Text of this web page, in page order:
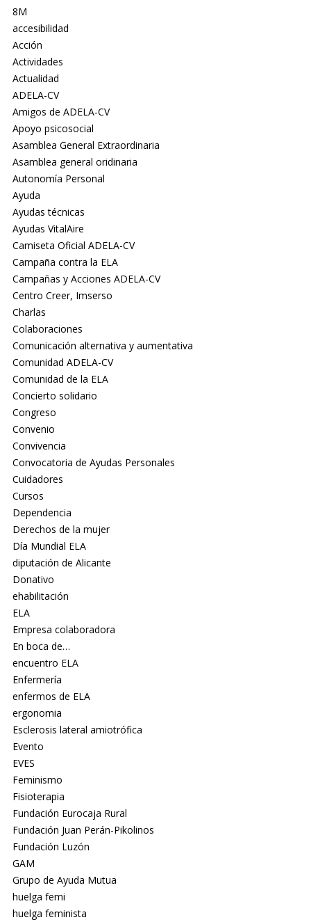
8M
accesibilidad
Acción
Actividades
Actualidad
ADELA-CV
Amigos de ADELA-CV
Apoyo psicosocial
Asamblea General Extraordinaria
Asamblea general oridinaria
Autonomía Personal
Ayuda
Ayudas técnicas
Ayudas VitalAire
Camiseta Oficial ADELA-CV
Campaña contra la ELA
Campañas y Acciones ADELA-CV
Centro Creer, Imserso
Charlas
Colaboraciones
Comunicación alternativa y aumentativa
Comunidad ADELA-CV
Comunidad de la ELA
Concierto solidario
Congreso
Convenio
Convivencia
Convocatoria de Ayudas Personales
Cuidadores
Cursos
Dependencia
Derechos de la mujer
Día Mundial ELA
diputación de Alicante
Donativo
ehabilitación
ELA
Empresa colaboradora
En boca de…
encuentro ELA
Enfermería
enfermos de ELA
ergonomia
Esclerosis lateral amiotrófica
Evento
EVES
Feminismo
Fisioterapia
Fundación Eurocaja Rural
Fundación Juan Perán-Pikolinos
Fundación Luzón
GAM
Grupo de Ayuda Mutua
huelga femi
huelga feminista